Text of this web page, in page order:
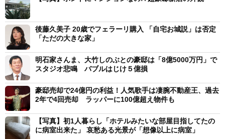
後藤久美子 20歳でフェラーリ購入 「自宅お城説」は否定
「ただの大きな家」
明石家さんま、大竹しのぶとの豪邸は「8億5000万円」で
スタジオ悲鳴 バブルはじけ５億損
豪邸売却で24億円の利益！人気歌手は凄腕不動産王、過去
2年で4回売却 ラッパーに100億超え物件も
【写真】初1人暮らし「ホテルみたいな部屋目指してたの
に病室出来た」 哀愁ある光景が「想像以上に病室」